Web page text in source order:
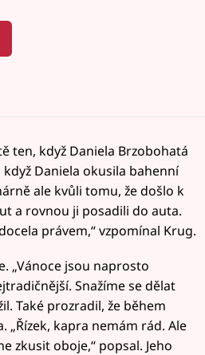
ten, když Daniela Brzobohatá
Daniela okusila bahenní
ale kvůli tomu, že došlo k
a rovnou ji posadili do auta.
právem,“ vzpomínal Krug.
„Vánoce jsou naprosto
Snažíme se dělat
Také prozradil, že během
kapra nemám rád. Ale
zkusit oboje,“ popsal. Jeho